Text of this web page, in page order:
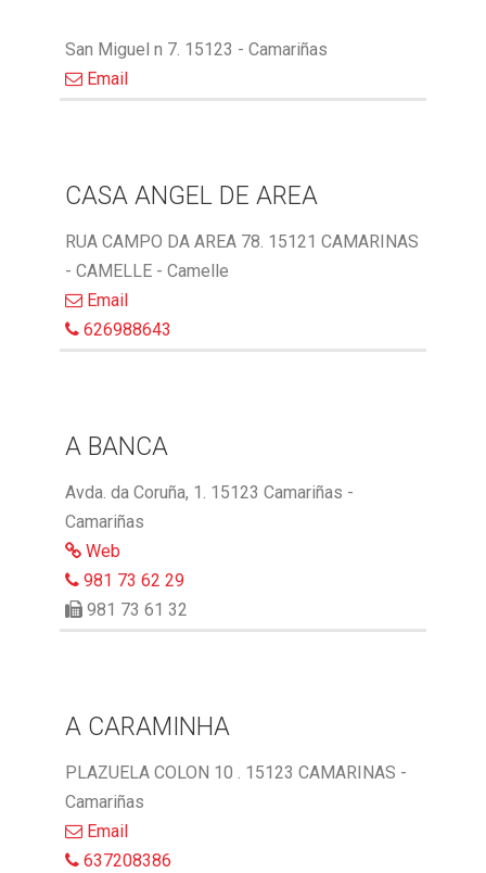
San Miguel n 7. 15123 - Camariñas
Email
CASA ANGEL DE AREA
RUA CAMPO DA AREA 78. 15121 CAMARINAS
- CAMELLE - Camelle
Email
626988643
A BANCA
Avda. da Coruña, 1. 15123 Camariñas -
Camariñas
Web
981 73 62 29
981 73 61 32
A CARAMINHA
PLAZUELA COLON 10 . 15123 CAMARINAS -
Camariñas
Email
637208386